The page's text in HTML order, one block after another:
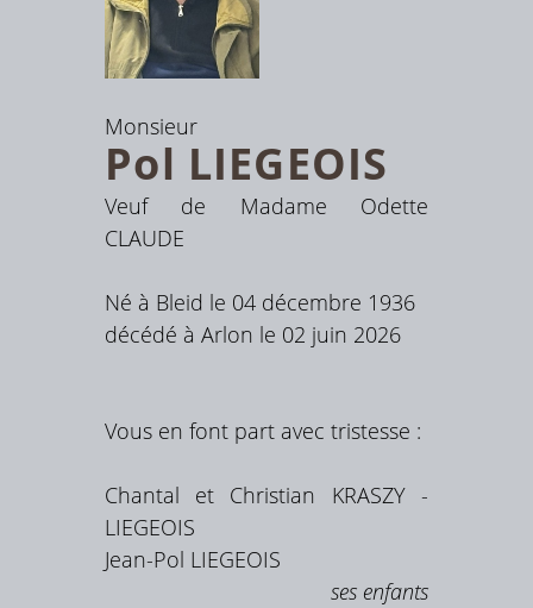
Monsieur
Pol LIEGEOIS
Veuf de Madame Odette
CLAUDE
Né à Bleid le 04 décembre 1936
décédé à Arlon le 02 juin 2026
Vous en font part avec tristesse :
Chantal et Christian KRASZY -
LIEGEOIS
Jean-Pol LIEGEOIS
ses enfants